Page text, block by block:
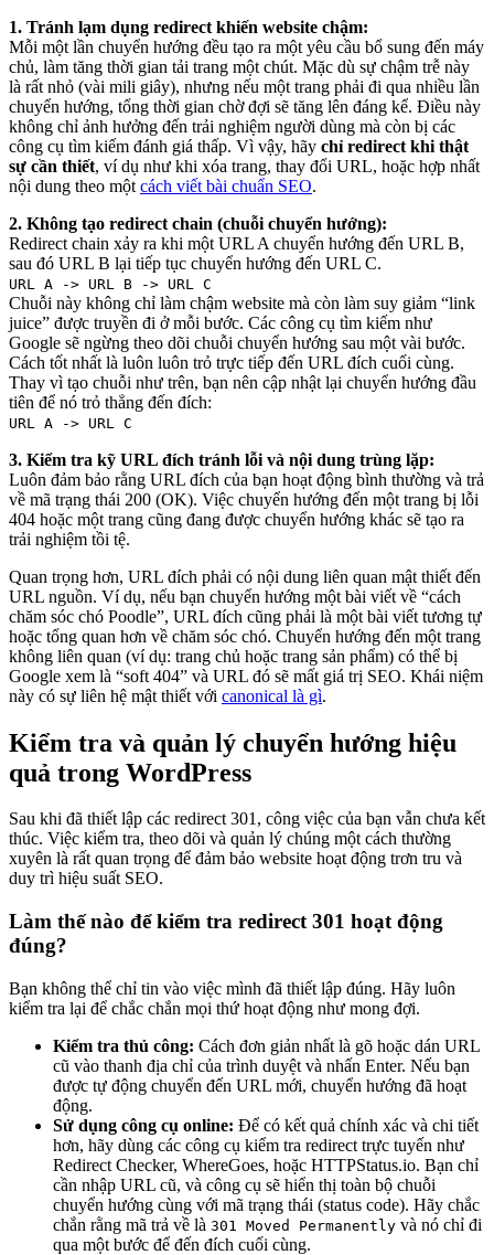
1. Tránh lạm dụng redirect khiến website chậm:
Mỗi một lần chuyển hướng đều tạo ra một yêu cầu bổ sung đến máy
chủ, làm tăng thời gian tải trang một chút. Mặc dù sự chậm trễ này
là rất nhỏ (vài mili giây), nhưng nếu một trang phải đi qua nhiều lần
chuyển hướng, tổng thời gian chờ đợi sẽ tăng lên đáng kể. Điều này
không chỉ ảnh hưởng đến trải nghiệm người dùng mà còn bị các
công cụ tìm kiếm đánh giá thấp. Vì vậy, hãy chỉ redirect khi thật
sự cần thiết, ví dụ như khi xóa trang, thay đổi URL, hoặc hợp nhất
nội dung theo một cách viết bài chuẩn SEO.
2. Không tạo redirect chain (chuỗi chuyển hướng):
Redirect chain xảy ra khi một URL A chuyển hướng đến URL B,
sau đó URL B lại tiếp tục chuyển hướng đến URL C.
URL A -> URL B -> URL C
Chuỗi này không chỉ làm chậm website mà còn làm suy giảm “link
juice” được truyền đi ở mỗi bước. Các công cụ tìm kiếm như
Google sẽ ngừng theo dõi chuỗi chuyển hướng sau một vài bước.
Cách tốt nhất là luôn luôn trỏ trực tiếp đến URL đích cuối cùng.
Thay vì tạo chuỗi như trên, bạn nên cập nhật lại chuyển hướng đầu
tiên để nó trỏ thẳng đến đích:
URL A -> URL C
3. Kiểm tra kỹ URL đích tránh lỗi và nội dung trùng lặp:
Luôn đảm bảo rằng URL đích của bạn hoạt động bình thường và trả
về mã trạng thái 200 (OK). Việc chuyển hướng đến một trang bị lỗi
404 hoặc một trang cũng đang được chuyển hướng khác sẽ tạo ra
trải nghiệm tồi tệ.
Quan trọng hơn, URL đích phải có nội dung liên quan mật thiết đến
URL nguồn. Ví dụ, nếu bạn chuyển hướng một bài viết về “cách
chăm sóc chó Poodle”, URL đích cũng phải là một bài viết tương tự
hoặc tổng quan hơn về chăm sóc chó. Chuyển hướng đến một trang
không liên quan (ví dụ: trang chủ hoặc trang sản phẩm) có thể bị
Google xem là “soft 404” và URL đó sẽ mất giá trị SEO. Khái niệm
này có sự liên hệ mật thiết với canonical là gì.
Kiểm tra và quản lý chuyển hướng hiệu
quả trong WordPress
Sau khi đã thiết lập các redirect 301, công việc của bạn vẫn chưa kết
thúc. Việc kiểm tra, theo dõi và quản lý chúng một cách thường
xuyên là rất quan trọng để đảm bảo website hoạt động trơn tru và
duy trì hiệu suất SEO.
Làm thế nào để kiểm tra redirect 301 hoạt động
đúng?
Bạn không thể chỉ tin vào việc mình đã thiết lập đúng. Hãy luôn
kiểm tra lại để chắc chắn mọi thứ hoạt động như mong đợi.
Kiểm tra thủ công: Cách đơn giản nhất là gõ hoặc dán URL
cũ vào thanh địa chỉ của trình duyệt và nhấn Enter. Nếu bạn
được tự động chuyển đến URL mới, chuyển hướng đã hoạt
động.
Sử dụng công cụ online: Để có kết quả chính xác và chi tiết
hơn, hãy dùng các công cụ kiểm tra redirect trực tuyến như
Redirect Checker, WhereGoes, hoặc HTTPStatus.io. Bạn chỉ
cần nhập URL cũ, và công cụ sẽ hiển thị toàn bộ chuỗi
chuyển hướng cùng với mã trạng thái (status code). Hãy chắc
chắn rằng mã trả về là 301 Moved Permanently và nó chỉ đi
qua một bước để đến đích cuối cùng.